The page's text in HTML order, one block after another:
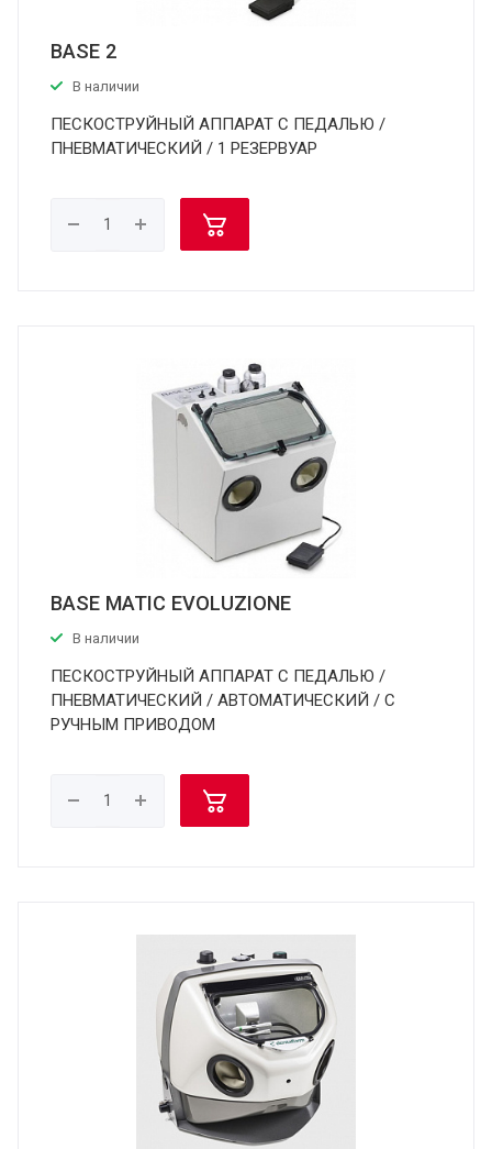
BASE 2
В наличии
ПЕСКОСТРУЙНЫЙ АППАРАТ С ПЕДАЛЬЮ /
ПНЕВМАТИЧЕСКИЙ / 1 РЕЗЕРВУАР
BASE MATIC EVOLUZIONE
В наличии
ПЕСКОСТРУЙНЫЙ АППАРАТ С ПЕДАЛЬЮ /
ПНЕВМАТИЧЕСКИЙ / АВТОМАТИЧЕСКИЙ / С
РУЧНЫМ ПРИВОДОМ